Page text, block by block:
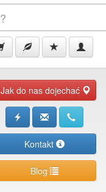
Jak do nas dojechać
Kontakt
Blog